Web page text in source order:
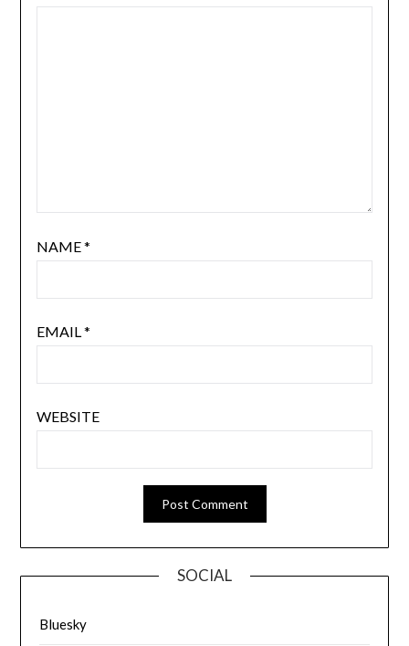
NAME*
EMAIL*
WEBSITE
SOCIAL
Bluesky